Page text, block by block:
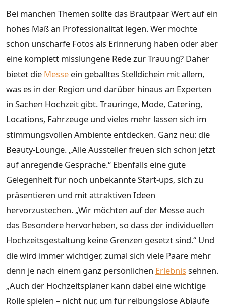
Bei manchen Themen sollte das Brautpaar Wert auf ein
hohes Maß an Professionalität legen. Wer möchte
schon unscharfe Fotos als Erinnerung haben oder aber
eine komplett misslungene Rede zur Trauung? Daher
bietet die Messe ein geballtes Stelldichein mit allem,
was es in der Region und darüber hinaus an Experten
in Sachen Hochzeit gibt. Trauringe, Mode, Catering,
Locations, Fahrzeuge und vieles mehr lassen sich im
stimmungsvollen Ambiente entdecken. Ganz neu: die
Beauty-Lounge. „Alle Aussteller freuen sich schon jetzt
auf anregende Gespräche.“ Ebenfalls eine gute
Gelegenheit für noch unbekannte Start-ups, sich zu
präsentieren und mit attraktiven Ideen
hervorzustechen. „Wir möchten auf der Messe auch
das Besondere hervorheben, so dass der individuellen
Hochzeitsgestaltung keine Grenzen gesetzt sind.“ Und
die wird immer wichtiger, zumal sich viele Paare mehr
denn je nach einem ganz persönlichen Erlebnissehnen.
„Auch der Hochzeitsplaner kann dabei eine wichtige
Rolle spielen – nicht nur, um für reibungslose Abläufe